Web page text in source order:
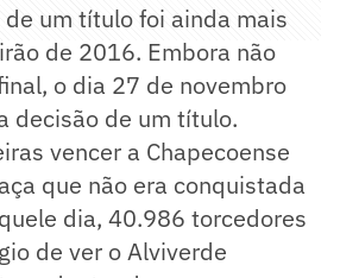
um título foi ainda mais
de 2016. Embora não
o dia 27 de novembro
decisão de um título.
vencer a Chapecoense
que não era conquistada
dia, 40.986 torcedores
de ver o Alviverde